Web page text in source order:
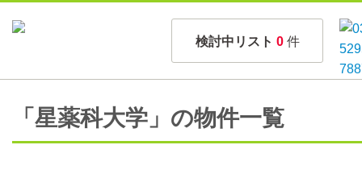
検討中リスト 0 件
「星薬科大学」の物件一覧